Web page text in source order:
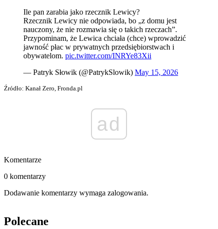
Ile pan zarabia jako rzecznik Lewicy?
Rzecznik Lewicy nie odpowiada, bo „z domu jest
nauczony, że nie rozmawia się o takich rzeczach”.
Przypominam, że Lewica chciała (chce) wprowadzić
jawność płac w prywatnych przedsiębiorstwach i
obywatelom. pic.twitter.com/INRYe83Xii
— Patryk Słowik (@PatrykSlowik) May 15, 2026
Źródło: Kanał Zero, Fronda.pl
ad
Komentarze
0 komentarzy
Dodawanie komentarzy wymaga zalogowania.
Polecane